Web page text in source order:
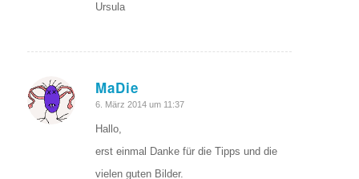
Ursula
MaDie
sagte:
6. März 2014 um 11:37
Hallo,
erst einmal Danke für die Tipps und die
vielen guten Bilder.